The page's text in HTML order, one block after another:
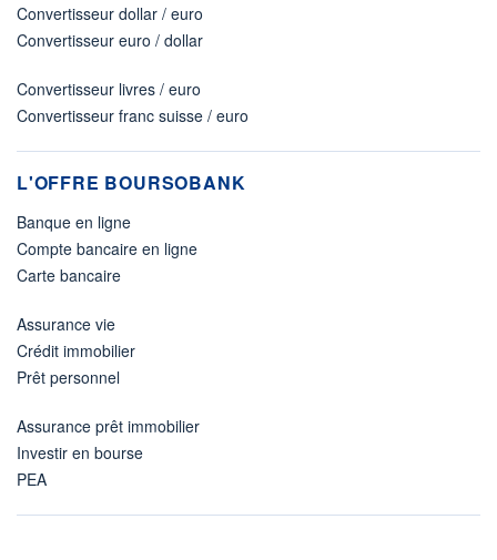
Convertisseur dollar / euro
Convertisseur euro / dollar
Convertisseur livres / euro
Convertisseur franc suisse / euro
L'OFFRE BOURSOBANK
Banque en ligne
Compte bancaire en ligne
Carte bancaire
Assurance vie
Crédit immobilier
Prêt personnel
Assurance prêt immobilier
Investir en bourse
PEA